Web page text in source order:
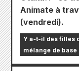
Animate à
(vendredi).
Y a-t-il des filles
mélange de base